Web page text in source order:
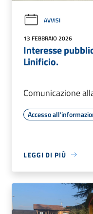
AVVISI
13 FEBBRAIO 2026
Interesse
Linificio.
Comunicazione
Accesso
LEGGI DI PIÙ